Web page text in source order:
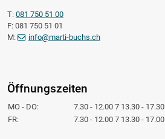
T: 081 750 51 00
F: 081 750 51 01
M:
info@marti-buchs.ch
Öffnungszeiten
MO - DO:
7.30 - 12.00 7 13.30 - 17.30
FR:
7.30 - 12.00 7 13.30 - 17.00